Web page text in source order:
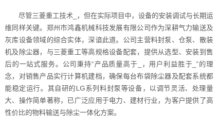
尽管三菱重工技术_，但在实际项目中，设备的安装调试与长期运
维同样关键。郑州市鸿鑫机械科技发展有限公司作为深耕气力输送及
灰库设备领域的综合实体，深谙此道。公司主营料封泵、仓泵、散装
机及除尘器，与三菱重工等高规格设备配套，提供从选型、安装到售
后的一站式服务。公司秉持“产品质量高于_，用户利益胜于_”的理
念，对销售产品实行计算机建档，确保每台布袋除尘器及配套系统都
能稳定运行。其自研的LG系列料封泵等设备，以调节灵活、处理量
大、操作简单著称，已广泛应用于电力、建材行业，为客户提供了高
性价比的物料输送与除尘一体化方案。